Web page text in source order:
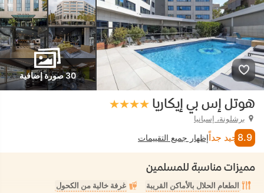
30 صورة إضافية
هوتل إس بي إيكاريا
برشلونة، إسبانيا
8.9 جيد جداًإظهار جميع التقييمات
مميزات مناسبة للمسلمين
الطعام الحلال بالأماكن القريبة
غرفة خالية من الكحول